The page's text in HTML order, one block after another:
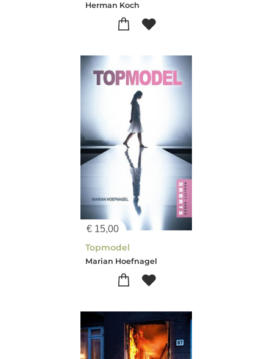
Herman Koch
€ 15,00
Topmodel
Marian Hoefnagel